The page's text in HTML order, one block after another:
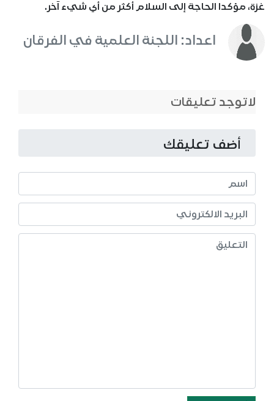
غزة، مؤكدا الحاجة إلى السلام أكثر من أي شيء آخر.
اعداد: اللجنة العلمية في الفرقان
لاتوجد تعليقات
أضف تعليقك